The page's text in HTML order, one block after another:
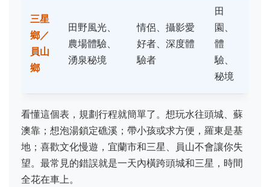
三星
鄉／
員山
鄉
田野風光、
農場體驗、
湧泉秘境
情侶、攝影愛
好者、深度體
驗者
田
園、
體
驗、
秘境
看懂這個表，規劃行程就簡單了。想玩水往頭城、蘇
澳靠；想泡湯鎖定礁溪；帶小孩或求方便，羅東是基
地；喜歡文化慢遊，宜蘭市和三星、員山不會讓你失
望。最常見的錯誤就是一天內橫跨頭城和三星，時間
全花在車上。